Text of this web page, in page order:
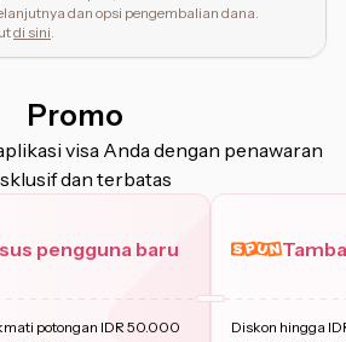
dan opsi pengembalian dana.
di sini
Promo
visa Anda dengan penawaran
dan terbatas
pengguna baru
potongan IDR 50.000
Diskon hingga